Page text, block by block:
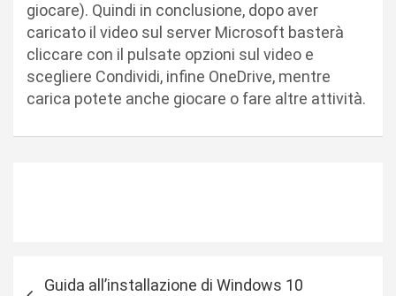
giocare). Quindi in conclusione, dopo aver
caricato il video sul server Microsoft basterà
cliccare con il pulsate opzioni sul video e
scegliere Condividi, infine OneDrive, mentre
carica potete anche giocare o fare altre attività.
Guida all’installazione di Windows 10